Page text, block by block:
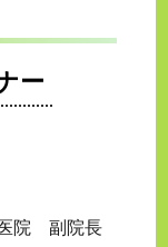
ー
医院 副院長